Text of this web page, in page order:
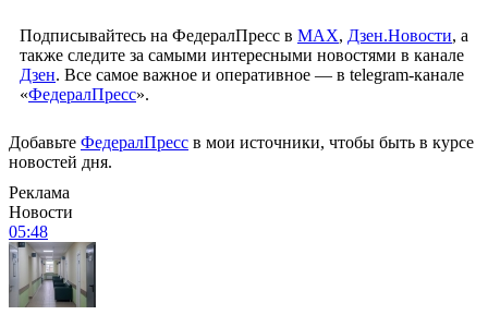
Подписывайтесь на ФедералПресс в МАХ, Дзен.Новости, а
также следите за самыми интересными новостями в канале
Дзен. Все самое важное и оперативное — в telegram-канале
«ФедералПресс».
Добавьте ФедералПресс в мои источники, чтобы быть в курсе
новостей дня.
Реклама
Новости
05:48